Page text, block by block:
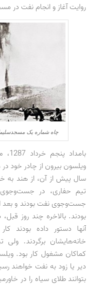
روایت آغاز و انجام نفت در
چاه شماره یک
ویلسون بیرون از چادر خود
سال پیش از آن، از هند به
تیم حفاری، در
جست‌وجوی نفت بودند و بعد
بودند. بالاخره چند روز
آنها دستور داده
خانه‌هایشان برگردند.
کماکان مشغول کار بود.
دیر یا زود به نفت خواهند
بتوانند طلای سیاه را در